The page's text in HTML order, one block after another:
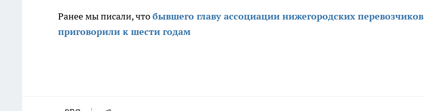
Ранее мы писали, чтобывшего главу ассоциации нижегородских перевозчиков
приговорили к шести годам